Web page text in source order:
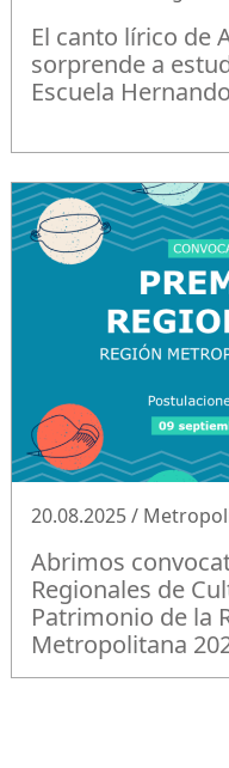
El canto lírico de
sorprende a
Escuela
20.08.2025 /
Abrimos
Regionales de
Patrimonio de la
Metropolitana